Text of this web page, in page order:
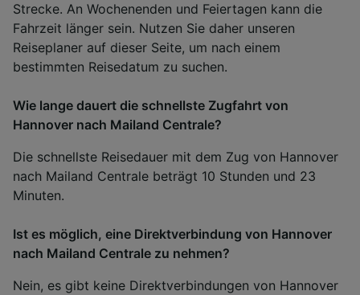
Strecke. An Wochenenden und Feiertagen kann die
Fahrzeit länger sein. Nutzen Sie daher unseren
Reiseplaner auf dieser Seite, um nach einem
bestimmten Reisedatum zu suchen.
Wie lange dauert die schnellste Zugfahrt von
Hannover nach Mailand Centrale?
Die schnellste Reisedauer mit dem Zug von Hannover
nach Mailand Centrale beträgt 10 Stunden und 23
Minuten.
Ist es möglich, eine Direktverbindung von Hannover
nach Mailand Centrale zu nehmen?
Nein, es gibt keine Direktverbindungen von Hannover